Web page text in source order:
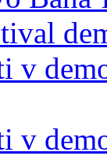
v
v